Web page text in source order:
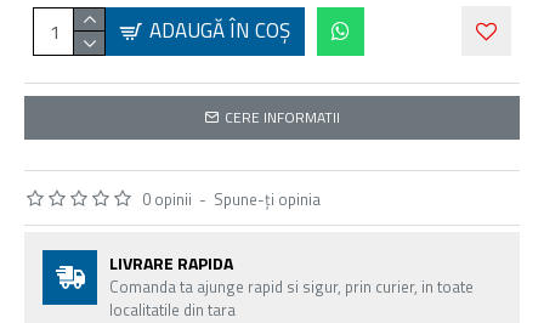
0 opinii - Spune-ţi opinia
ADAUGĂ ÎN COŞ
CERE INFORMATII
LIVRARE RAPIDA
Comanda ta ajunge rapid si sigur, prin curier, in toate
localitatile din tara